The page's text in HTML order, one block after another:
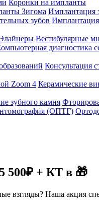
Коронки на импланты
Зигома Имплантация
зубов
Вестибулярные
диагностика
Консультация
Zoom 4 Керамические
зубного камня
(ОПТГ)
500₽ + КТ в 🎁
взгляды? Наша акция